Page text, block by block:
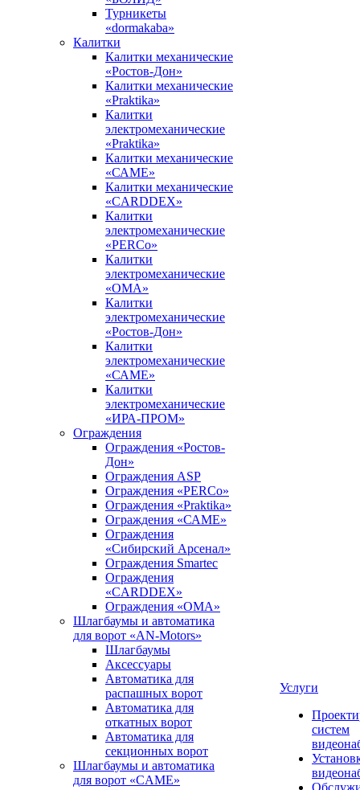
Турникеты
«dormakaba»
Калитки
Калитки механические
«Ростов-Дон»
Калитки механические
«Praktika»
Калитки
электромеханические
«Praktika»
Калитки механические
«САМЕ»
Калитки механические
«CARDDEX»
Калитки
электромеханические
«PERCo»
Калитки
электромеханические
«ОМА»
Калитки
электромеханические
«Ростов-Дон»
Калитки
электромеханические
«САМЕ»
Калитки
электромеханические
«ИРА-ПРОМ»
Ограждения
Ограждения «Ростов-
Дон»
Ограждения ASP
Ограждения «PERCo»
Ограждения «Praktika»
Ограждения «САМЕ»
Ограждения
«Сибирский Арсенал»
Ограждения Smartec
Ограждения
«CARDDEX»
Ограждения «ОМА»
Шлагбаумы и автоматика
для ворот «AN-Motors»
Шлагбаумы
Аксессуары
Автоматика для
распашных ворот
Автоматика для
откатных ворот
Автоматика для
секционных ворот
Шлагбаумы и автоматика
для ворот «CAME»
Услуги
систем